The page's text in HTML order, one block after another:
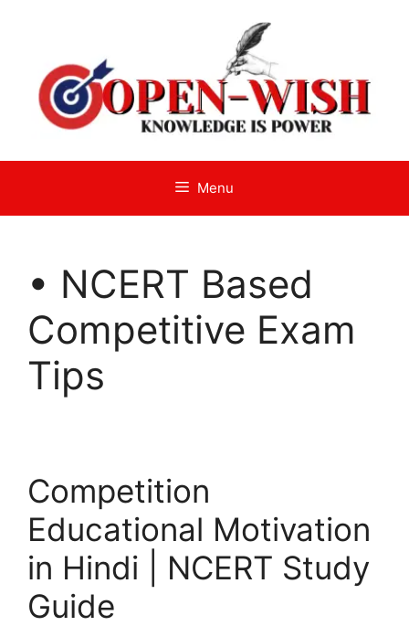
Menu
• NCERT Based
Competitive Exam
Tips
Competition
Educational Motivation
in Hindi | NCERT Study
Guide